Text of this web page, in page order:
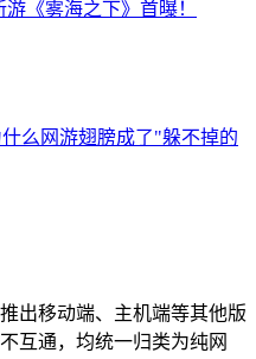
《雾海之下》首曝！
么网游翅膀成了"躲不掉的
出移动端、主机端等其他版
互通，均统一归类为纯网